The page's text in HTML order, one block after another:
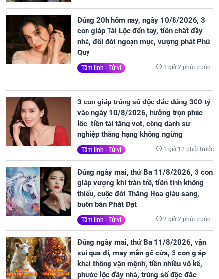
Đúng 20h hôm nay, ngày 10/8/2026, 3
con giáp Tài Lộc đến tay, tiền chất đầy
nhà, đổi đời ngoạn mục, vượng phát Phú
Quý
Tâm linh - Tử vi 1 giờ 2 phút trước
3 con giáp trúng số độc đắc đúng 300 tỷ
vào ngày 10/8/2026, hưởng trọn phúc
lộc, tiền tài tăng vọt, công danh sự
nghiệp thăng hạng không ngừng
Tâm linh - Tử vi 1 giờ 12 phút trước
Đúng ngày mai, thứ Ba 11/8/2026, 3 con
giáp vượng khí tràn trề, tiền tình không
thiếu, cuộc đời Thăng Hoa giàu sang,
buôn bán Phát Đạt
Tâm linh - Tử vi 2 giờ 2 phút trước
Đúng ngày mai, thứ Ba 11/8/2026, vận
xui qua đi, may mắn gõ cửa, 3 con giáp
khai thông vận mệnh, tiền nhiều vô kể,
phước lộc đầy nhà, trúng số độc đắc